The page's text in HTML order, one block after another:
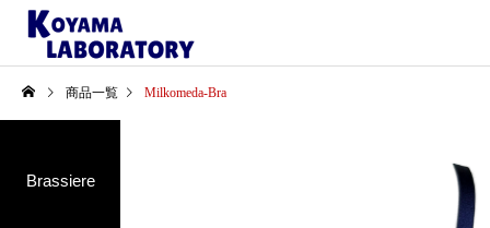
商品一覧 Milkomeda-Bra
Brassiere